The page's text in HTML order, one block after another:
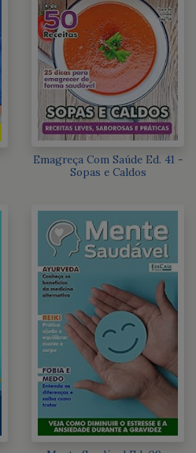
Emagreça Com Saúde Ed. 41 -
Sopas e Caldos